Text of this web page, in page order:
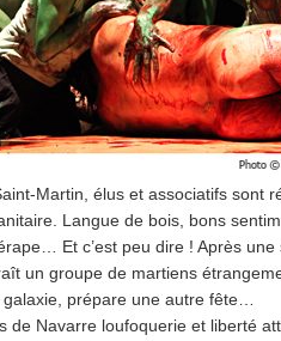
Martin, élus et associatifs sont
Langue de bois, bons
Et c’est peu dire ! Après
un groupe de martiens
prépare une autre fête…
de Navarre loufoquerie et liberté